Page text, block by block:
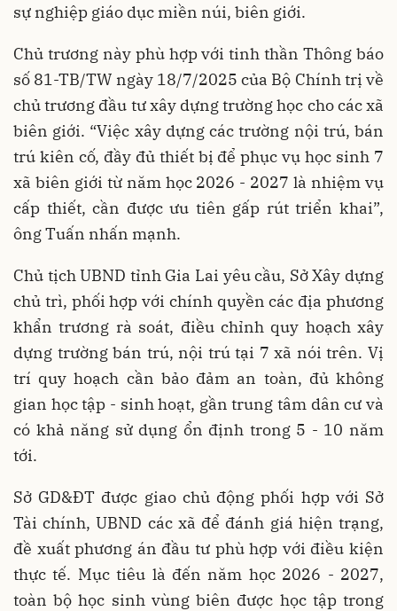
sự nghiệp giáo dục miền núi, biên giới.
Chủ trương này phù hợp với tinh thần Thông báo
số 81-TB/TW ngày 18/7/2025 của Bộ Chính trị về
chủ trương đầu tư xây dựng trường học cho các xã
biên giới. “Việc xây dựng các trường nội trú, bán
trú kiên cố, đầy đủ thiết bị để phục vụ học sinh 7
xã biên giới từ năm học 2026 - 2027 là nhiệm vụ
cấp thiết, cần được ưu tiên gấp rút triển khai”,
ông Tuấn nhấn mạnh.
Chủ tịch UBND tỉnh Gia Lai yêu cầu, Sở Xây dựng
chủ trì, phối hợp với chính quyền các địa phương
khẩn trương rà soát, điều chỉnh quy hoạch xây
dựng trường bán trú, nội trú tại 7 xã nói trên. Vị
trí quy hoạch cần bảo đảm an toàn, đủ không
gian học tập - sinh hoạt, gần trung tâm dân cư và
có khả năng sử dụng ổn định trong 5 - 10 năm
tới.
Sở GD&ĐT được giao chủ động phối hợp với Sở
Tài chính, UBND các xã để đánh giá hiện trạng,
đề xuất phương án đầu tư phù hợp với điều kiện
thực tế. Mục tiêu là đến năm học 2026 - 2027,
toàn bộ học sinh vùng biên được học tập trong